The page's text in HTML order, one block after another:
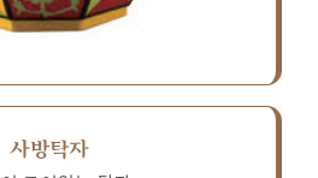
사방탁자